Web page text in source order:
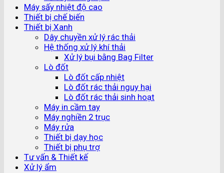
Máy sấy nhiệt độ cao
Thiết bị chế biến
Thiết bị Xanh
Dây chuyền xử lý rác thải
Hệ thống xử lý khí thải
Xử lý bụi bằng Bag Filter
Lò đốt
Lò đốt cấp nhiệt
Lò đốt rác thải nguy hại
Lò đốt rác thải sinh hoạt
Máy in cầm tay
Máy nghiền 2 trục
Máy rửa
Thiết bị dạy học
Thiết bị phụ trợ
Tư vấn & Thiết kế
Xử lý ẩm